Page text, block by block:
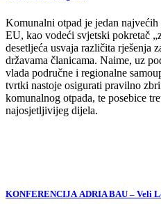
Komunalni otpad je jedan
EU, kao vodeći svjetski pokretač
desetljeća usvaja različita rješenja
državama članicama. Naime, uz
vlada područne i regionalne
tvrtki nastoje osigurati pravilno
komunalnog otpada, te posebice
najosjetljivijeg dijela.
KONFERENCIJA ADRIA BAU – Veli